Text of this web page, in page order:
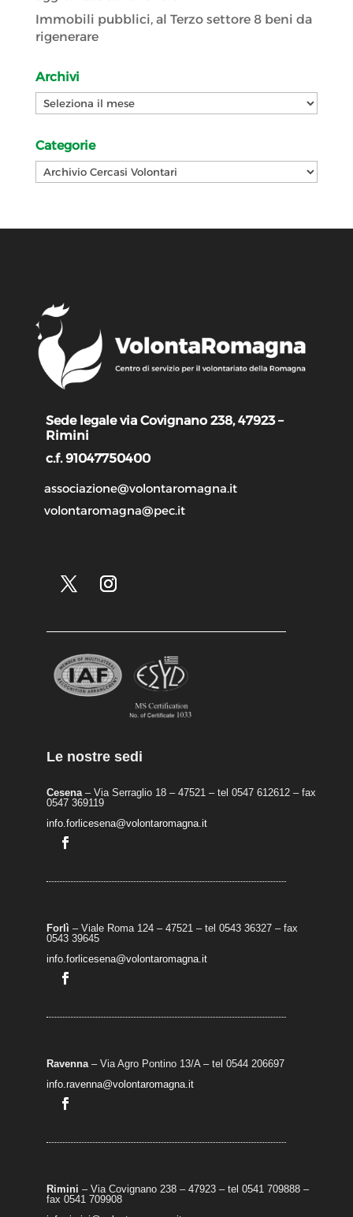
Immobili pubblici, al Terzo settore 8 beni da
rigenerare
Archivi
Archivi
Categorie
Categorie
Sede legale via Covignano 238, 47923 –
Rimini
c.f. 91047750400
associazione@volontaromagna.it
volontaromagna@pec.it
Le nostre sedi
Cesena– Via Serraglio 18 – 47521 – tel 0547 612612 – fax
0547 369119
info.forlicesena@volontaromagna.it
Forlì – Viale Roma 124 – 47521 – tel 0543 36327 – fax
0543 39645
info.forlicesena@volontaromagna.it
Ravenna– Via Agro Pontino 13/A– tel 0544 206697
info.ravenna@volontaromagna.it
Rimini – Via Covignano 238 – 47923 – tel 0541 709888 –
fax 0541 709908